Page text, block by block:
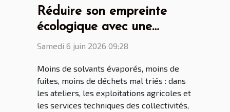
Réduire son empreinte
écologique avec une
armoire phytosanitaire
Samedi 6 juin 2026 09:28
Moins de solvants évaporés, moins de
fuites, moins de déchets mal triés : dans
les ateliers, les exploitations agricoles et
les services techniques des collectivités,